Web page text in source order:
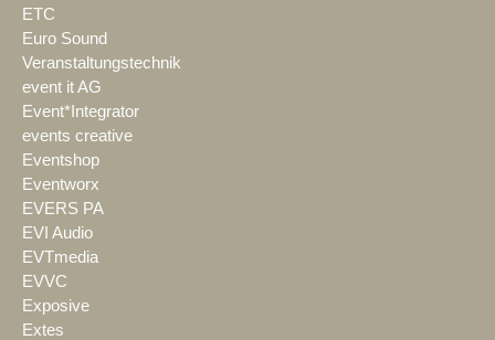
ETC
Euro Sound
Veranstaltungstechnik
event it AG
Event*Integrator
events creative
Eventshop
Eventworx
EVERS PA
EVI Audio
EVTmedia
EVVC
Exposive
Extes